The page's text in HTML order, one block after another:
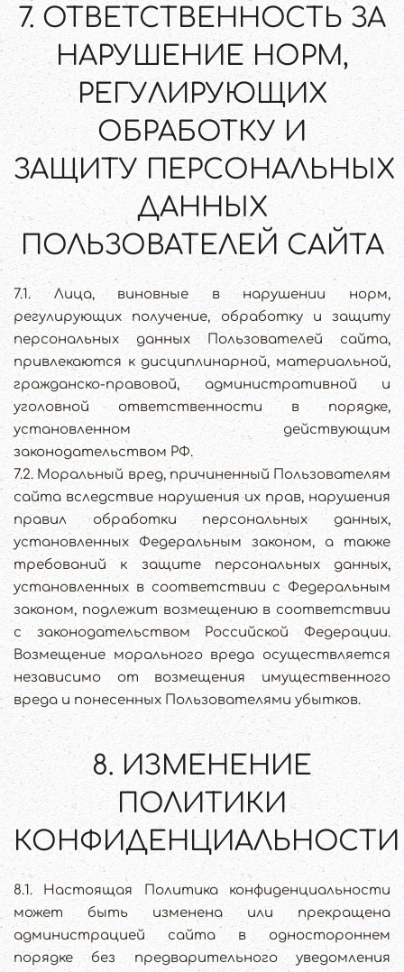
7. ОТВЕТСТВЕННОСТЬ ЗА
НАРУШЕНИЕ НОРМ,
РЕГУЛИРУЮЩИХ
ОБРАБОТКУ И
ЗАЩИТУ ПЕРСОНАЛЬНЫХ
ДАННЫХ
ПОЛЬЗОВАТЕЛЕЙ САЙТА
7.1. Лица, виновные в нарушении норм,
регулирующих получение, обработку и защиту
персональных данных Пользователей сайта,
привлекаются к дисциплинарной, материальной,
гражданско-правовой, административной и
уголовной ответственности в порядке,
установленном действующим
законодательством РФ.
7.2. Моральный вред, причиненный Пользователям
сайта вследствие нарушения их прав, нарушения
правил обработки персональных данных,
установленных Федеральным законом, а также
требований к защите персональных данных,
установленных в соответствии с Федеральным
законом, подлежит возмещению в соответствии
с законодательством Российской Федерации.
Возмещение морального вреда осуществляется
независимо от возмещения имущественного
вреда и понесенных Пользователями убытков.
8. ИЗМЕНЕНИЕ
ПОЛИТИКИ
КОНФИДЕНЦИАЛЬНОСТИ
8.1. Настоящая Политика конфиденциальности
может быть изменена или прекращена
администрацией сайта в одностороннем
порядке без предварительного уведомления